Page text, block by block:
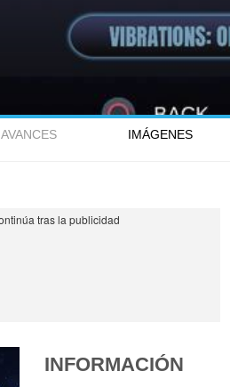
AVANCES IMÁGENES
INFORMACIÓN